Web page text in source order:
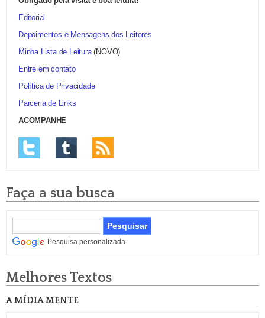
Editorial
Depoimentos e Mensagens dos Leitores
Minha Lista de Leitura(NOVO)
Entre em contato
Política de Privacidade
Parceria de Links
ACOMPANHE
Faça a sua busca
Pesquisa personalizada
Melhores Textos
A MÍDIA MENTE